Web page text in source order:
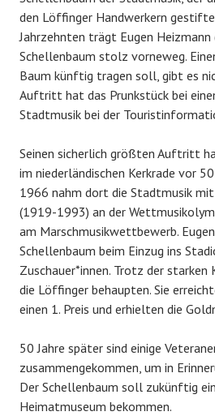
den Löffinger Handwerkern
Jahrzehnten trägt Eugen
Schellenbaum stolz vorneweg.
Baum künftig tragen soll, gibt es
Auftritt hat das Prunkstück bei
Stadtmusik bei der
Seinen sicherlich größten Auftritt
im niederländischen Kerkrade vor
1966 nahm dort die Stadtmusik
(1919-1993) an der
am Marschmusikwettbewerb.
Schellenbaum beim Einzug ins
Zuschauer*innen. Trotz der starken
die Löffinger behaupten. Sie
einen 1. Preis und erhielten die
50 Jahre später sind einige
zusammengekommen, um in
Der Schellenbaum soll zukünftig
Heimatmuseum bekommen.